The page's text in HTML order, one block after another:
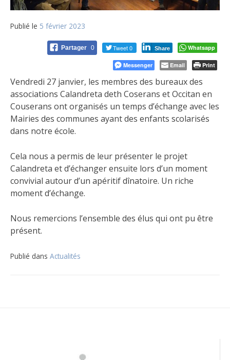
Publié le 5 février 2023
Partager 0 Tweet 0 Share Whatsapp
Messenger Email Print
Vendredi 27 janvier, les membres des bureaux des
associations Calandreta deth Coserans et Occitan en
Couserans ont organisés un temps d’échange avec les
Mairies des communes ayant des enfants scolarisés
dans notre école.
Cela nous a permis de leur présenter le projet
Calandreta et d’échanger ensuite lors d’un moment
convivial autour d’un apéritif dînatoire. Un riche
moment d’échange.
Nous remercions l’ensemble des élus qui ont pu être
présent.
Publié dans Actualités